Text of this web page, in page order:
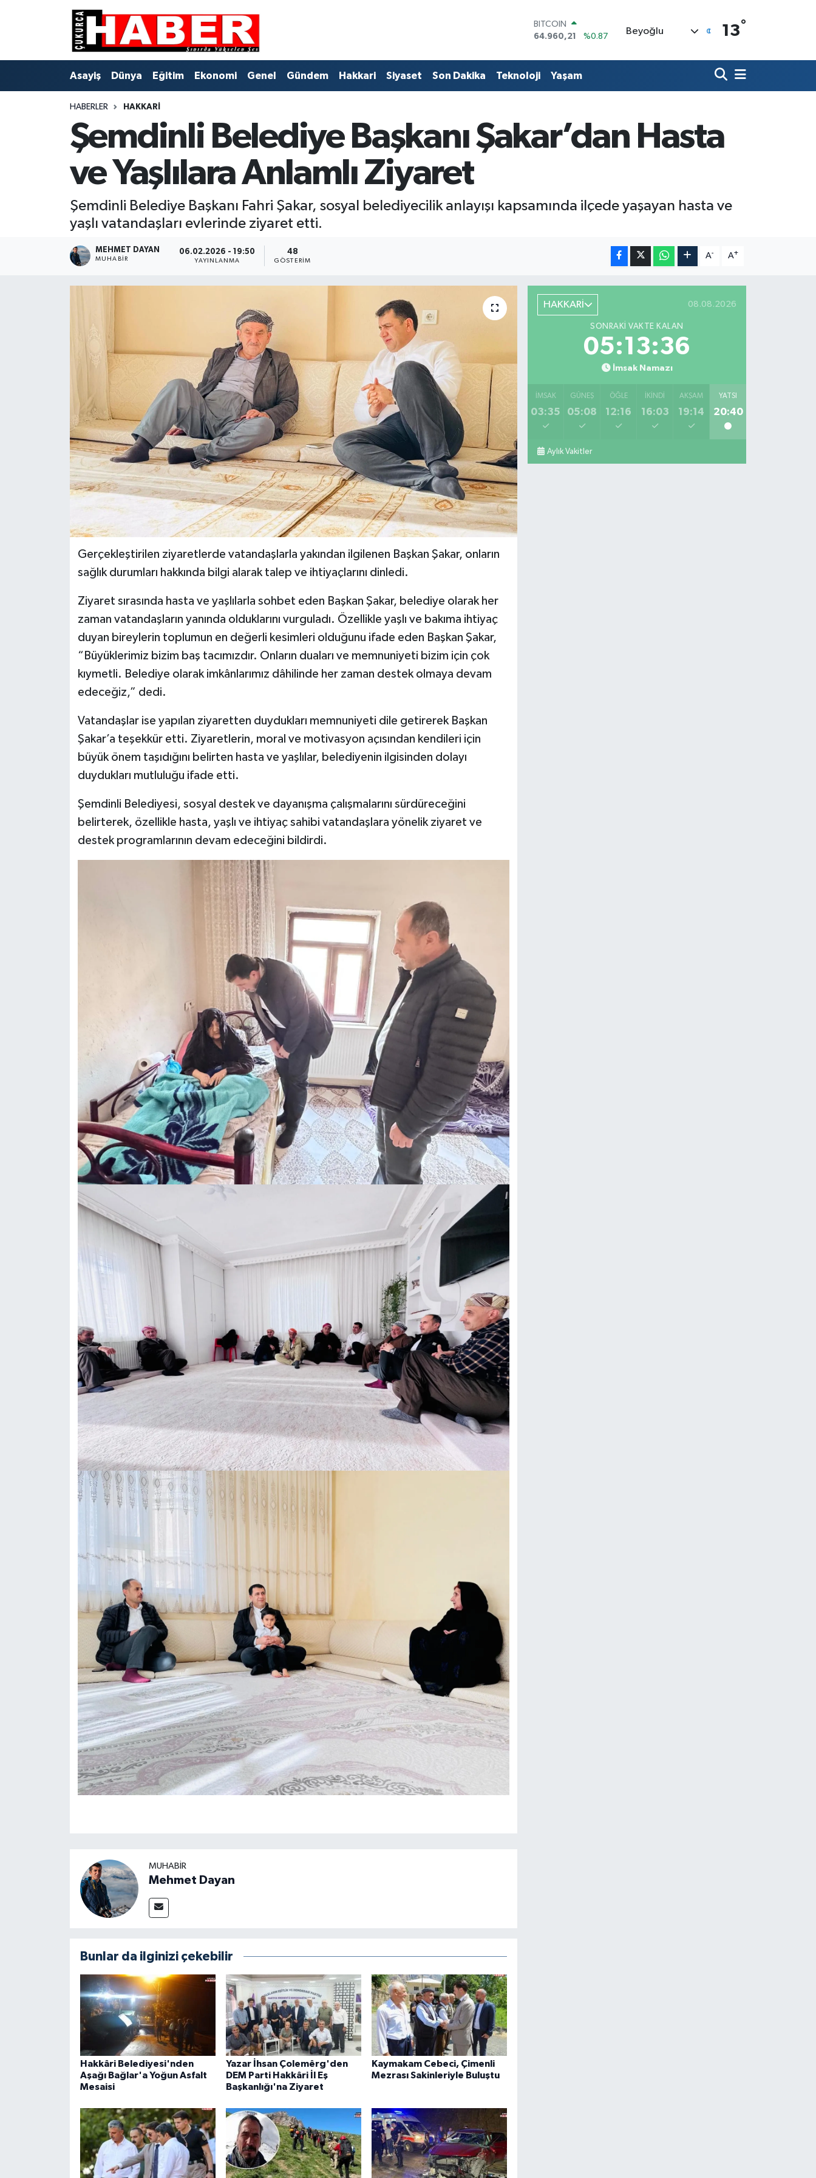
DOLAR
47,7436
%0.18
55,2510
%0.32
STERLİN
BİST100
13.779
%-14
BITCOIN
Beyoğlu 13°
Asayiş Dünya Eğitim Ekonomi Genel Gündem Hakkari Siyaset Son Dakika Teknoloji Yaşam
HABERLER HAKKARI
Şemdinli Belediye Başkanı Şakar’dan Hasta
ve Yaşlılara Anlamlı Ziyaret
Şemdinli Belediye Başkanı Fahri Şakar, sosyal belediyecilik anlayışı kapsamında ilçede yaşayan hasta ve
yaşlı vatandaşları evlerinde ziyaret etti.
MEHMET DAYAN
MUHABIR
06.02.2026 - 19:50
YAYINLANMA
48
GÖSTERIM
A- A+
Gerçekleştirilen ziyaretlerde vatandaşlarla yakından ilgilenen Başkan Şakar, onların
sağlık durumları hakkında bilgi alarak talep ve ihtiyaçlarını dinledi.
Ziyaret sırasında hasta ve yaşlılarla sohbet eden Başkan Şakar, belediye olarak her
zaman vatandaşların yanında olduklarını vurguladı. Özellikle yaşlı ve bakıma ihtiyaç
duyan bireylerin toplumun en değerli kesimleri olduğunu ifade eden Başkan Şakar,
“Büyüklerimiz bizim baş tacımızdır. Onların duaları ve memnuniyeti bizim için çok
kıymetli. Belediye olarak imkânlarımız dâhilinde her zaman destek olmaya devam
edeceğiz,” dedi.
Vatandaşlar ise yapılan ziyaretten duydukları memnuniyeti dile getirerek Başkan
Şakar’a teşekkür etti. Ziyaretlerin, moral ve motivasyon açısından kendileri için
büyük önem taşıdığını belirten hasta ve yaşlılar, belediyenin ilgisinden dolayı
duydukları mutluluğu ifade etti.
Şemdinli Belediyesi, sosyal destek ve dayanışma çalışmalarını sürdüreceğini
belirterek, özellikle hasta, yaşlı ve ihtiyaç sahibi vatandaşlara yönelik ziyaret ve
destek programlarının devam edeceğini bildirdi.
MUHABIR
Mehmet Dayan
Bunlar da ilginizi çekebilir
Hakkâri Belediyesi'nden
Aşağı Bağlar'a Yoğun Asfalt
Mesaisi
Yazar İhsan Çolemêrg'den
DEM Parti Hakkâri İl Eş
Başkanlığı'na Ziyaret
Kaymakam Cebeci, Çimenli
Mezrası Sakinleriyle Buluştu
HAKKARİ 08.08.2026
SONRAKI VAKTE KALAN
05:13:34
İmsak Namazı
İMSAK
03:35
GÜNEŞ
05:08
ÖĞLE
12:16
İKINDI
16:03
AKŞAM
19:14
YATSI
20:40
Aylık Vakitler
Ekonomi
Gündem
Hakkari
Hava Durumu
Trafik Durumu
Süper Lig Puan Durumu ve Fikstür
Tüm Manşetler
Son Dakika Haberleri
Haber Arşivi